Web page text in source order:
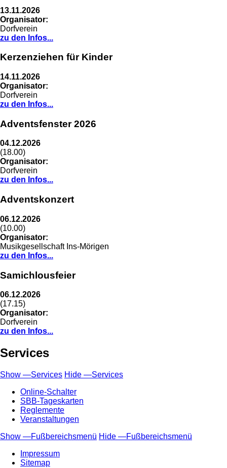
13.11.2026
Organisator:
Dorfverein
zu den Infos...
Kerzenziehen für Kinder
14.11.2026
Organisator:
Dorfverein
zu den Infos...
Adventsfenster 2026
04.12.2026
(18.00)
Organisator:
Dorfverein
zu den Infos...
Adventskonzert
06.12.2026
(10.00)
Organisator:
Musikgesellschaft Ins-Mörigen
zu den Infos...
Samichlousfeier
06.12.2026
(17.15)
Organisator:
Dorfverein
zu den Infos...
Services
Show —Services Hide —Services
Online-Schalter
SBB-Tageskarten
Reglemente
Veranstaltungen
Fußbereichsmenü
Show —Fußbereichsmenü Hide —Fußbereichsmenü
Impressum
Sitemap